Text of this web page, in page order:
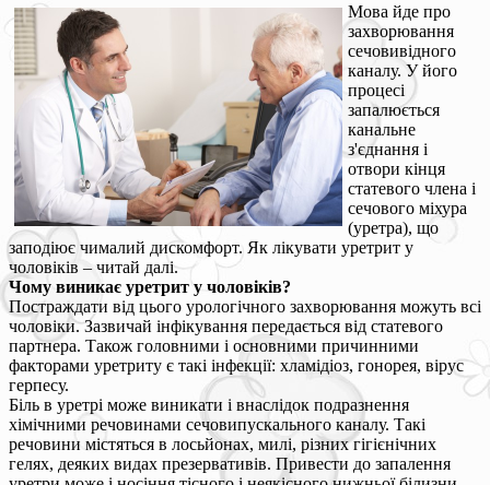
Мова йде про
захворювання
сечовивідного
каналу. У його
процесі
запалюється
канальне
з'єднання і
отвори кінця
статевого члена і
сечового міхура
(уретра), що
заподіює чималий дискомфорт. Як лікувати уретрит у
чоловіків – читай далі.
Чому виникає уретрит у чоловіків?
Постраждати від цього урологічного захворювання можуть всі
чоловіки. Зазвичай інфікування передається від статевого
партнера. Також головними і основними причинними
факторами уретриту є такі інфекції: хламідіоз, гонорея, вірус
герпесу.
Біль в уретрі може виникати і внаслідок подразнення
хімічними речовинами сечовипускального каналу. Такі
речовини містяться в лосьйонах, милі, різних гігієнічних
гелях, деяких видах презервативів. Привести до запалення